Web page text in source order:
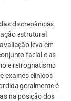
discrepâncias
estrutural
leva em
facial e as
e retrognatismo
exames clínicos
geralmente é
na posição dos